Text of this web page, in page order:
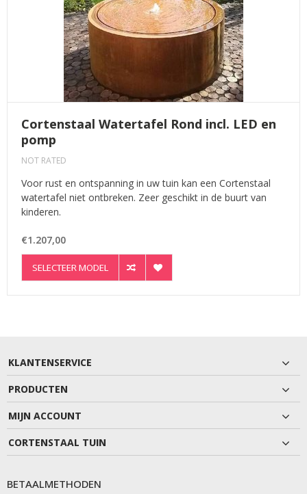
Cortenstaal Watertafel Rond incl. LED en
pomp
NOT RATED
Voor rust en ontspanning in uw tuin kan een Cortenstaal
watertafel niet ontbreken. Zeer geschikt in de buurt van
kinderen.
€1.207,00
SELECTEER MODEL
KLANTENSERVICE
PRODUCTEN
MIJN ACCOUNT
CORTENSTAAL TUIN
BETAALMETHODEN